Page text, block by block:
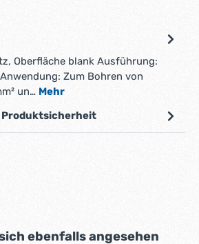
Oberfläche blank Ausführung:
Zum Bohren von
un… Mehr
ebenfalls angesehen